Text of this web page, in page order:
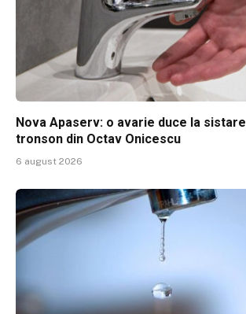
Nova Apaserv: o avarie duce la
tronson din Octav Onicescu
6 august 2026